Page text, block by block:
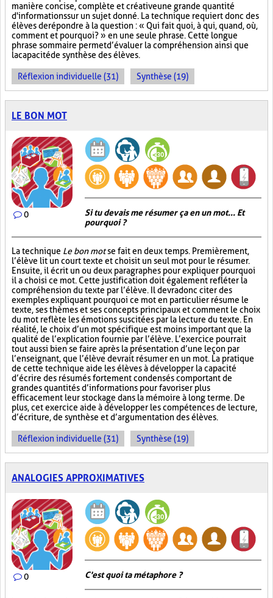
manière concise, complète et créative une grande quantité
d'informations sur un sujet donné. La technique requiert donc des
élèves de répondre à la question : « Qui fait quoi, à qui, quand, où,
comment et pourquoi? » en une seule phrase. Cette longue
phrase sommaire permet d’évaluer la compréhension ainsi que
la capacité de synthèse des élèves.
Réflexion individuelle (31) Synthèse (19)
LE BON MOT
0
Si tu devais me résumer ça en un mot... Et
pourquoi ?
La technique Le bon motse fait en deux temps. Premièrement,
l’élève lit un court texte et choisit un seul mot pour le résumer.
Ensuite, il écrit un ou deux paragraphes pour expliquer pourquoi
il a choisi ce mot. Cette justification doit également refléter la
compréhension du texte par l’élève. Il devra donc citer des
exemples expliquant pourquoi ce mot en particulier résume le
texte, ses thèmes et ses concepts principaux et comment le choix
du mot reflète les émotions suscitées par la lecture du texte. En
réalité, le choix d’un mot spécifique est moins important que la
qualité de l’explication fournie par l’élève. L’exercice pourrait
tout aussi bien se faire après la présentation d’une leçon par
l’enseignant, que l’élève devrait résumer en un mot. La pratique
de cette technique aide les élèves à développer la capacité
d’écrire des résumés fortement condensés comportant de
grandes quantités d’informations pour favoriser plus
efficacement leur stockage dans la mémoire à long terme. De
plus, cet exercice aide à développer les compétences de lecture,
d’écriture, de synthèse et d’argumentation des élèves.
Réflexion individuelle (31) Synthèse (19)
ANALOGIES APPROXIMATIVES
0 C'est quoi ta métaphore ?